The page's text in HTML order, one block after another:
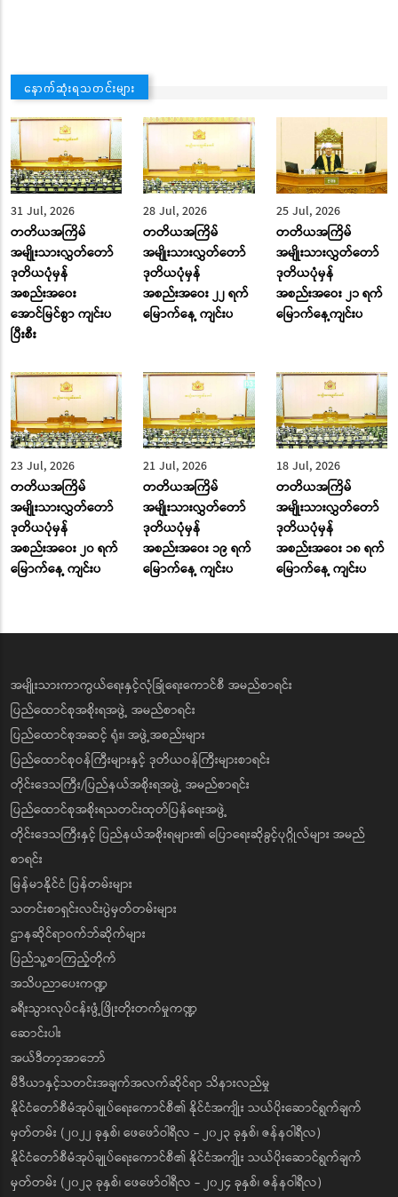
နောက်ဆုံးရသတင်းများ
31 Jul, 2026
တတိယအကြိမ်
အမျိုးသားလွှတ်တော်
ဒုတိယပုံမှန်
အစည်းအဝေး
အောင်မြင်စွာ ကျင်းပ
ပြီးစီး
28 Jul, 2026
တတိယအကြိမ်
အမျိုးသားလွှတ်တော်
ဒုတိယပုံမှန်
အစည်းအဝေး ၂၂ ရက်
မြောက်နေ့ ကျင်းပ
25 Jul, 2026
တတိယအကြိမ်
အမျိုးသားလွှတ်တော်
ဒုတိယပုံမှန်
အစည်းအဝေး ၂၁ ရက်
မြောက်နေ့ကျင်းပ
23 Jul, 2026
တတိယအကြိမ်
အမျိုးသားလွှတ်တော်
ဒုတိယပုံမှန်
အစည်းအဝေး ၂၀ ရက်
မြောက်နေ့ ကျင်းပ
21 Jul, 2026
တတိယအကြိမ်
အမျိုးသားလွှတ်တော်
ဒုတိယပုံမှန်
အစည်းအဝေး ၁၉ ရက်
မြောက်နေ့ ကျင်းပ
18 Jul, 2026
တတိယအကြိမ်
အမျိုးသားလွှတ်တော်
ဒုတိယပုံမှန်
အစည်းအဝေး ၁၈ ရက်
မြောက်နေ့ ကျင်းပ
အမျိုးသားကာကွယ်ရေးနှင့်လုံခြုံရေးကောင်စီ အမည်စာရင်း
ပြည်ထောင်စုအစိုးရအဖွဲ့ အမည်စာရင်း
ပြည်ထောင်စုအဆင့် ရုံး၊ အဖွဲ့အစည်းများ
ပြည်ထောင်စုဝန်ကြီးများနှင့် ဒုတိယဝန်ကြီးများစာရင်း
တိုင်းဒေသကြီး/ပြည်နယ်အစိုးရအဖွဲ့ အမည်စာရင်း
ပြည်ထောင်စုအစိုးရသတင်းထုတ်ပြန်ရေးအဖွဲ့
တိုင်းဒေသကြီးနှင့် ပြည်နယ်အစိုးရများ၏ ပြောရေးဆိုခွင့်ပုဂ္ဂိုလ်များ အမည်
စာရင်း
မြန်မာနိုင်ငံ ပြန်တမ်းများ
သတင်းစာရှင်းလင်းပွဲမှတ်တမ်းများ
ဌာနဆိုင်ရာဝက်ဘ်ဆိုက်များ
ပြည်သူ့စာကြည့်တိုက်
အသိပညာပေးကဏ္ဍ
ခရီးသွားလုပ်ငန်းဖွံ့ဖြိုးတိုးတက်မှုကဏ္ဍ
ဆောင်းပါး
အယ်ဒီတာ့အာဘော်
မီဒီယာနှင့်သတင်းအချက်အလက်ဆိုင်ရာ သိနားလည်မှု
နိုင်ငံတော်စီမံအုပ်ချုပ်ရေးကောင်စီ၏ နိုင်ငံအကျိုး သယ်ပိုးဆောင်ရွက်ချက်
မှတ်တမ်း (၂၀၂၂ ခုနှစ်၊ ဖေဖော်ဝါရီလ - ၂၀၂၃ ခုနှစ်၊ ဇန်နဝါရီလ)
နိုင်ငံတော်စီမံအုပ်ချုပ်ရေးကောင်စီ၏ နိုင်ငံအကျိုး သယ်ပိုးဆောင်ရွက်ချက်
မှတ်တမ်း (၂၀၂၃ ခုနှစ်၊ ဖေဖော်ဝါရီလ - ၂၀၂၄ ခုနှစ်၊ ဇန်နဝါရီလ)